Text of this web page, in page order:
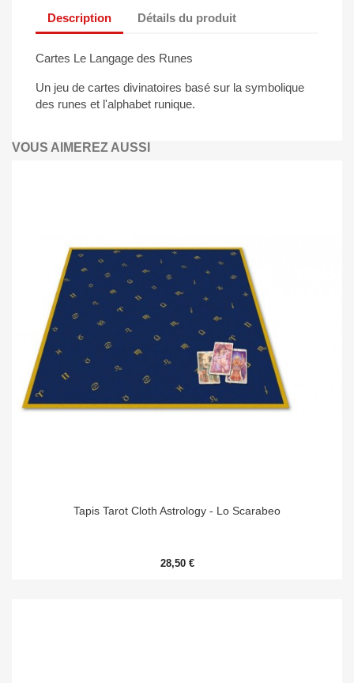
Description Détails du produit
Cartes Le Langage des Runes
Un jeu de cartes divinatoires basé sur la symbolique
des runes et l'alphabet runique.
VOUS AIMEREZ AUSSI
Tapis Tarot Cloth Astrology - Lo Scarabeo
28,50 €